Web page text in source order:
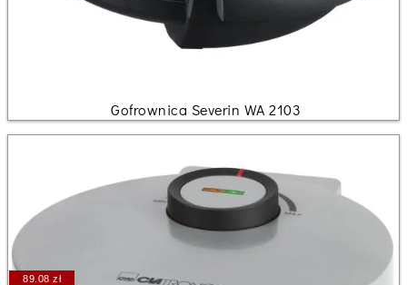
Gofrownica Severin WA 2103
89.08 zł